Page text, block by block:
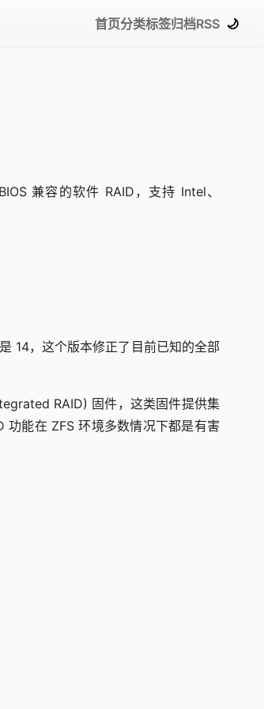
首页分类标签归档RSS 🌙
兼容的软件 RAID，支持 Intel、
14，这个版本修正了目前已知的全部
RAID) 固件，这类固件提供集
功能在 ZFS 环境多数情况下都是有害